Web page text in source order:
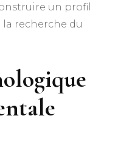
un profil
la recherche du